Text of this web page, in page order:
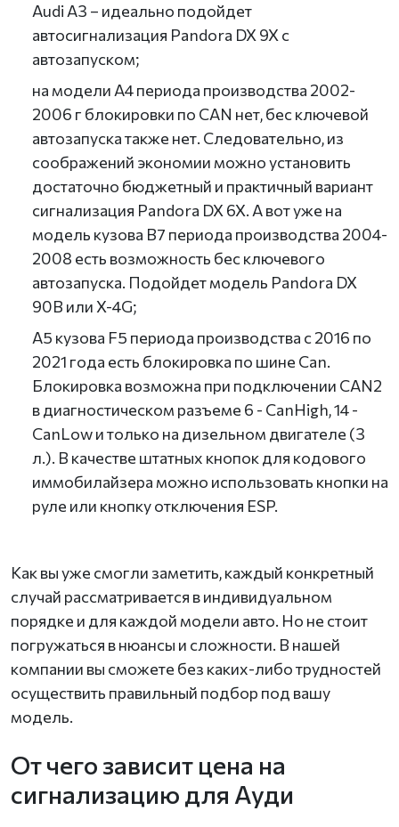
Audi A3 – идеально подойдет
автосигнализация Pandora DX 9X с
автозапуском;
на модели А4 периода производства 2002-
2006 г блокировки по CAN нет, бес ключевой
автозапуска также нет. Следовательно, из
соображений экономии можно установить
достаточно бюджетный и практичный вариант
сигнализация Pandora DX 6X. А вот уже на
модель кузова B7 периода производства 2004-
2008 есть возможность бес ключевого
автозапуска. Подойдет модель Pandora DX
90B или X-4G;
А5 кузова F5 периода производства с 2016 по
2021 года есть блокировка по шине Can.
Блокировка возможна при подключении CAN2
в диагностическом разъеме 6 - CanHigh, 14 -
CanLow и только на дизельном двигателе (3
л.). В качестве штатных кнопок для кодового
иммобилайзера можно использовать кнопки на
руле или кнопку отключения ESP.
Как вы уже смогли заметить, каждый конкретный
случай рассматривается в индивидуальном
порядке и для каждой модели авто. Но не стоит
погружаться в нюансы и сложности. В нашей
компании вы сможете без каких-либо трудностей
осуществить правильный подбор под вашу
модель.
От чего зависит цена на
сигнализацию для Ауди